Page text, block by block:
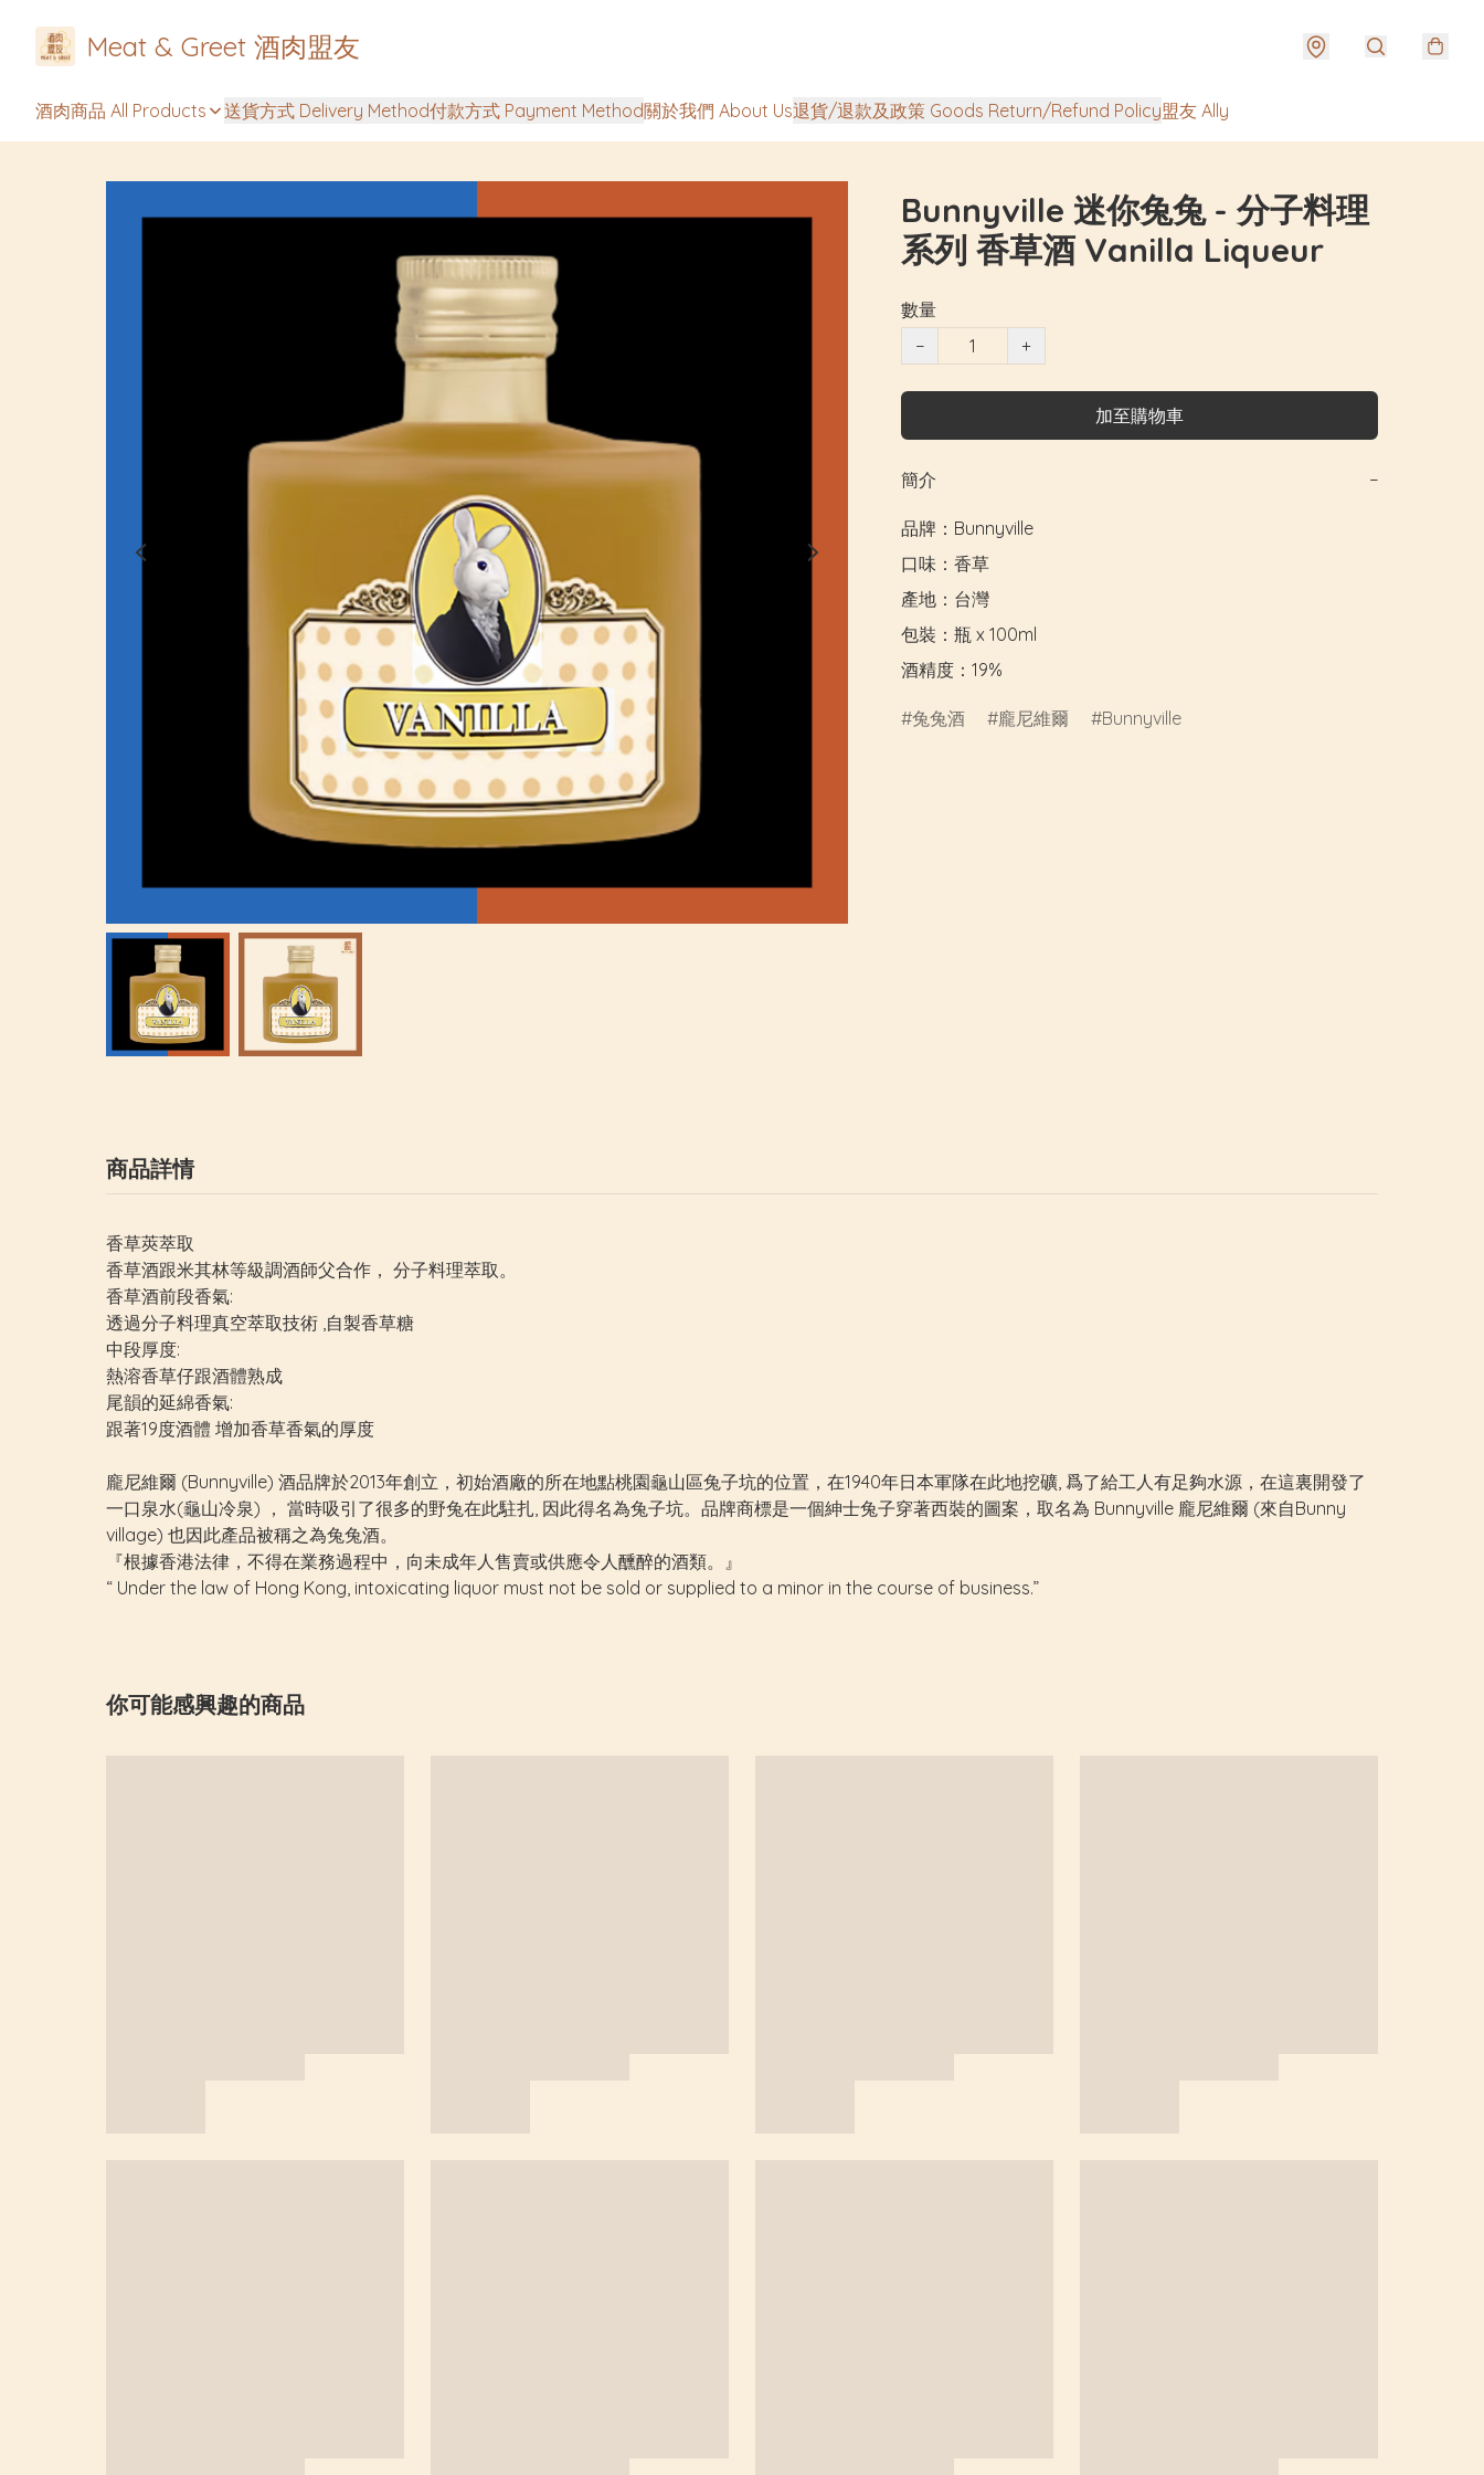
Meat & Greet 酒肉盟友
酒肉商品 All Products 送貨方式 Delivery Method付款方式 Payment Method關於我們 About Us退貨/退款及政策 Goods Return/Refund Policy盟友 Ally
Bunnyville 迷你兔兔 - 分子料理
系列 香草酒 Vanilla Liqueur
數量
−
+
加至購物車
簡介 −
品牌：Bunnyville
口味：香草
產地：台灣
包裝：瓶 x 100ml
酒精度：19%
兔兔酒 龐尼維爾 Bunnyville
商品詳情
香草莢萃取
香草酒跟米其林等級調酒師父合作， 分子料理萃取。
香草酒前段香氣:
透過分子料理真空萃取技術 ,自製香草糖
中段厚度:
熱溶香草仔跟酒體熟成
尾韻的延綿香氣:
跟著19度酒體 增加香草香氣的厚度
龐尼維爾 (Bunnyville) 酒品牌於2013年創立，初始酒廠的所在地點桃園龜山區兔子坑的位置，在1940年日本軍隊在此地挖礦, 爲了給工人有足夠水源，在這裏開發了
一口泉水(龜山冷泉) ， 當時吸引了很多的野兔在此駐扎, 因此得名為兔子坑。品牌商標是一個紳士兔子穿著西裝的圖案，取名為 Bunnyville 龐尼維爾 (來自Bunny
village) 也因此產品被稱之為兔兔酒。
『根據香港法律，不得在業務過程中，向未成年人售賣或供應令人醺醉的酒類。』
“ Under the law of Hong Kong, intoxicating liquor must not be sold or supplied to a minor in the course of business.”
你可能感興趣的商品